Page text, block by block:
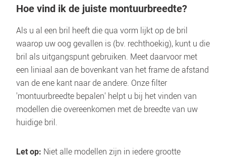
Hoe vind ik de juiste montuurbreedte?
Als u al een bril heeft die qua vorm lijkt op de bril
waarop uw oog gevallen is (bv. rechthoekig), kunt u die
bril als uitgangspunt gebruiken. Meet daarvoor met
een liniaal aan de bovenkant van het frame de afstand
van de ene kant naar de andere. Onze filter
'montuurbreedte bepalen' helpt u bij het vinden van
modellen die overeenkomen met de breedte van uw
huidige bril.
Let op: Niet alle modellen zijn in iedere grootte